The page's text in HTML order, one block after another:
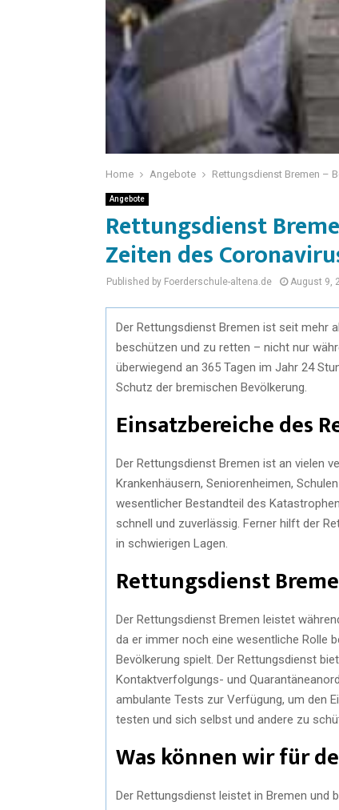
Home Angebote Rettungsdienst Bremen –
Angebote
Rettungsdienst
Zeiten des
Published by Foerderschule-altena.de August 9,
Der Rettungsdienst Bremen ist seit mehr
beschützen und zu retten – nicht nur
überwiegend an 365 Tagen im Jahr 24
Schutz der bremischen Bevölkerung.
Einsatzbereiche des
Der Rettungsdienst Bremen ist an vielen
Krankenhäusern, Seniorenheimen,
wesentlicher Bestandteil des
schnell und zuverlässig. Ferner hilft der
in schwierigen Lagen.
Rettungsdienst
Der Rettungsdienst Bremen leistet
da er immer noch eine wesentliche Rolle
Bevölkerung spielt. Der Rettungsdienst
Kontaktverfolgungs- und
ambulante Tests zur Verfügung, um den
testen und sich selbst und andere zu
Was können wir für
Der Rettungsdienst leistet in Bremen und